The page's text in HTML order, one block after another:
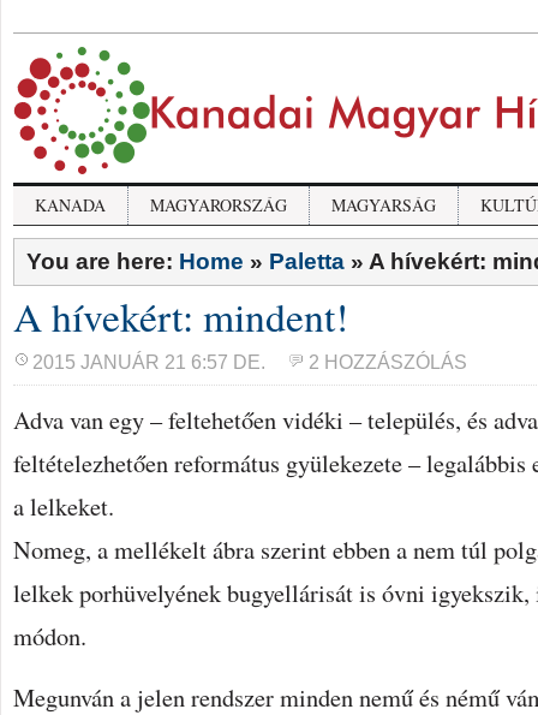
KANADA MAGYARORSZÁG MAGYARSÁG
You are here: Home » Paletta » A hívekért:
A hívekért: mindent!
2015 JANUÁR 21 6:57 DE. 2 HOZZÁSZÓLÁS
Adva van egy – feltehetően vidéki – település, és
feltételezhetően református gyülekezete –
a lelkeket.
Nomeg, a mellékelt ábra szerint ebben a nem túl
lelkek porhüvelyének bugyellárisát is óvni igyekszik,
módon.
Megunván a jelen rendszer minden nemű és némű